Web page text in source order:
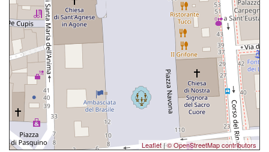
Leaflet|© OpenStreetMap contributors